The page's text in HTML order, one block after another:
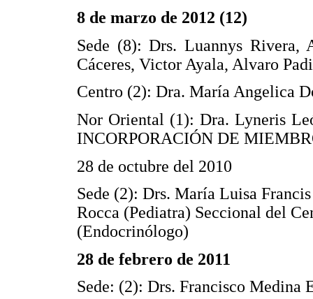
8 de marzo de 2012 (12)
Sede (8): Drs. Luannys Rivera,
Cáceres, Victor Ayala, Alvaro
Centro (2): Dra. María Angelica
Nor Oriental (1): Dra. Lyneris
INCORPORACIÓN DE
28 de octubre del 2010
Sede (2): Drs. María Luisa
Rocca (Pediatra) Seccional del
(Endocrinólogo)
28 de febrero de 2011
Sede: (2): Drs. Francisco Medina